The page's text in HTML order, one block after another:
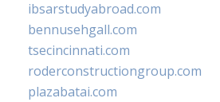
ibsarstudyabroad.com
bennusehgall.com
tsecincinnati.com
roderconstructiongroup.com
plazabatai.com